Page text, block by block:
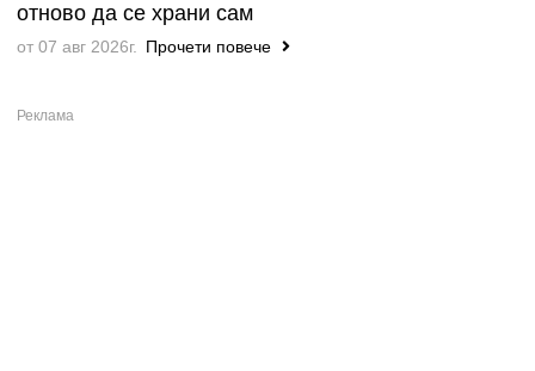
отново да се храни сам
от 07 авг 2026г. Прочети повече